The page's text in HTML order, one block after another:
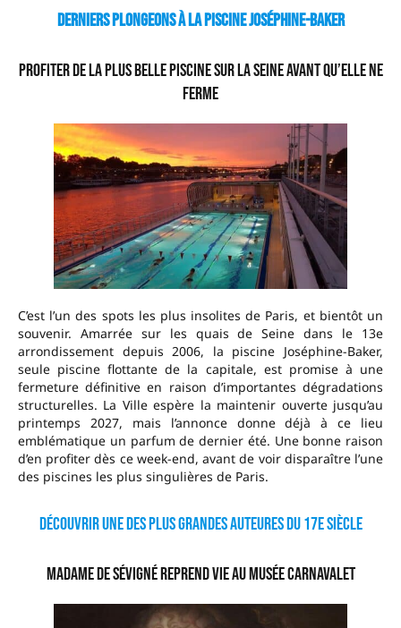
Derniers plongeons à la piscine Joséphine-Baker
Profiter de la plus belle piscine sur la Seine avant qu’elle ne
ferme
C’est l’un des spots les plus insolites de Paris, et bientôt un
souvenir. Amarrée sur les quais de Seine dans le 13e
arrondissement depuis 2006, la piscine Joséphine-Baker,
seule piscine flottante de la capitale, est promise à une
fermeture définitive en raison d’importantes dégradations
structurelles. La Ville espère la maintenir ouverte jusqu’au
printemps 2027, mais l’annonce donne déjà à ce lieu
emblématique un parfum de dernier été. Une bonne raison
d’en profiter dès ce week-end, avant de voir disparaître l’une
des piscines les plus singulières de Paris.
Découvrir une des plus grandes auteures du 17e siècle
Madame de Sévigné reprend vie au musée Carnavalet